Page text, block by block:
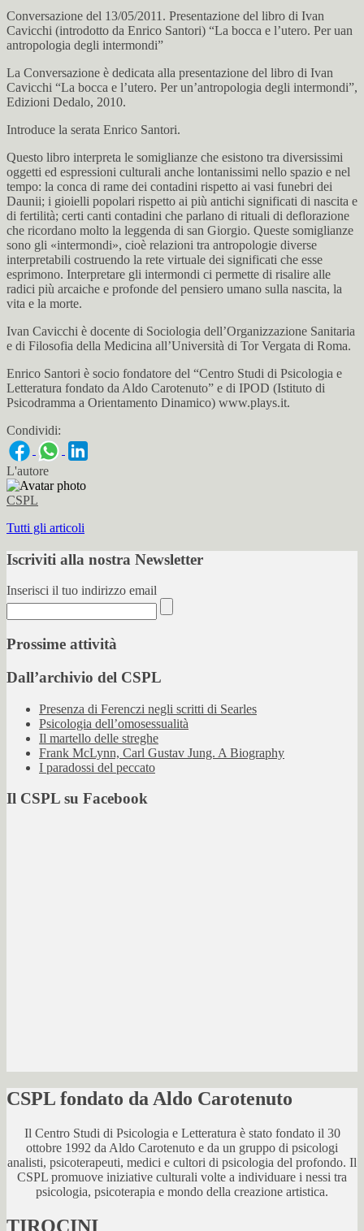
Conversazione del 13/05/2011. Presentazione del libro di Ivan
Cavicchi (introdotto da Enrico Santori) “La bocca e l’utero. Per uan
antropologia degli intermondi”
La Conversazione è dedicata alla presentazione del libro di Ivan
Cavicchi “La bocca e l’utero. Per un’antropologia degli intermondi”,
Edizioni Dedalo, 2010.
Introduce la serata Enrico Santori.
Questo libro interpreta le somiglianze che esistono tra diversissimi
oggetti ed espressioni culturali anche lontanissimi nello spazio e nel
tempo: la conca di rame dei contadini rispetto ai vasi funebri dei
Daunii; i gioielli popolari rispetto ai più antichi significati di nascita e
di fertilità; certi canti contadini che parlano di rituali di deflorazione
che ricordano molto la leggenda di san Giorgio. Queste somiglianze
sono gli «intermondi», cioè relazioni tra antropologie diverse
interpretabili costruendo la rete virtuale dei significati che esse
esprimono. Interpretare gli intermondi ci permette di risalire alle
radici più arcaiche e profonde del pensiero umano sulla nascita, la
vita e la morte.
Ivan Cavicchi è docente di Sociologia dell’Organizzazione Sanitaria
e di Filosofia della Medicina all’Università di Tor Vergata di Roma.
Enrico Santori è socio fondatore del “Centro Studi di Psicologia e
Letteratura fondato da Aldo Carotenuto” e di IPOD (Istituto di
Psicodramma a Orientamento Dinamico) www.plays.it.
Condividi:
L'autore
CSPL
Tutti gli articoli
Iscriviti alla nostra Newsletter
Inserisci il tuo indirizzo email
Prossime attività
Dall’archivio del CSPL
Presenza di Ferenczi negli scritti di Searles
Psicologia dell’omosessualità
Il martello delle streghe
Frank McLynn, Carl Gustav Jung. A Biography
I paradossi del peccato
Il CSPL su Facebook
CSPL fondato da Aldo Carotenuto
Il Centro Studi di Psicologia e Letteratura è stato fondato il 30
ottobre 1992 da Aldo Carotenuto e da un gruppo di psicologi
analisti, psicoterapeuti, medici e cultori di psicologia del profondo. Il
CSPL promuove iniziative culturali volte a individuare i nessi tra
psicologia, psicoterapia e mondo della creazione artistica.
TIROCINI